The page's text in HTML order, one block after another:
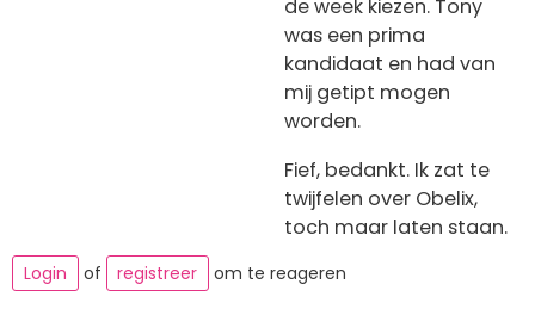
de week kiezen. Tony
was een prima
kandidaat en had van
mij getipt mogen
worden.
Fief, bedankt. Ik zat te
twijfelen over Obelix,
toch maar laten staan.
Login of registreer om te reageren